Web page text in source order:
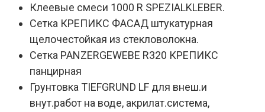
Клеевые смеси 1000 R SPEZIALKLEBER.
Сетка КРЕПИКС ФАСАД штукатурная
щелочестойкая из стекловолокна.
Сетка PANZERGEWEBE R320 КРЕПИКС
панцирная
Грунтовка TIEFGRUND LF для внеш.и
внут.работ на воде, акрилат.система,